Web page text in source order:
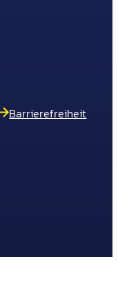
Barrierefreiheit